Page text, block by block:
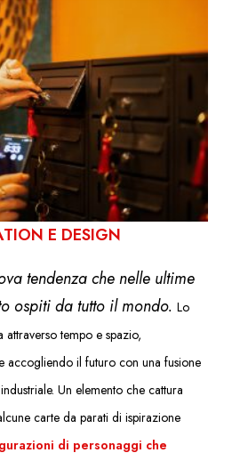
E DESIGN
tendenza che nelle ultime
ospiti da tutto il mondo. Lo
tempo e spazio,
accogliendo il futuro con una fusione
Un elemento che cattura
carte da parati di ispirazione
di personaggi che